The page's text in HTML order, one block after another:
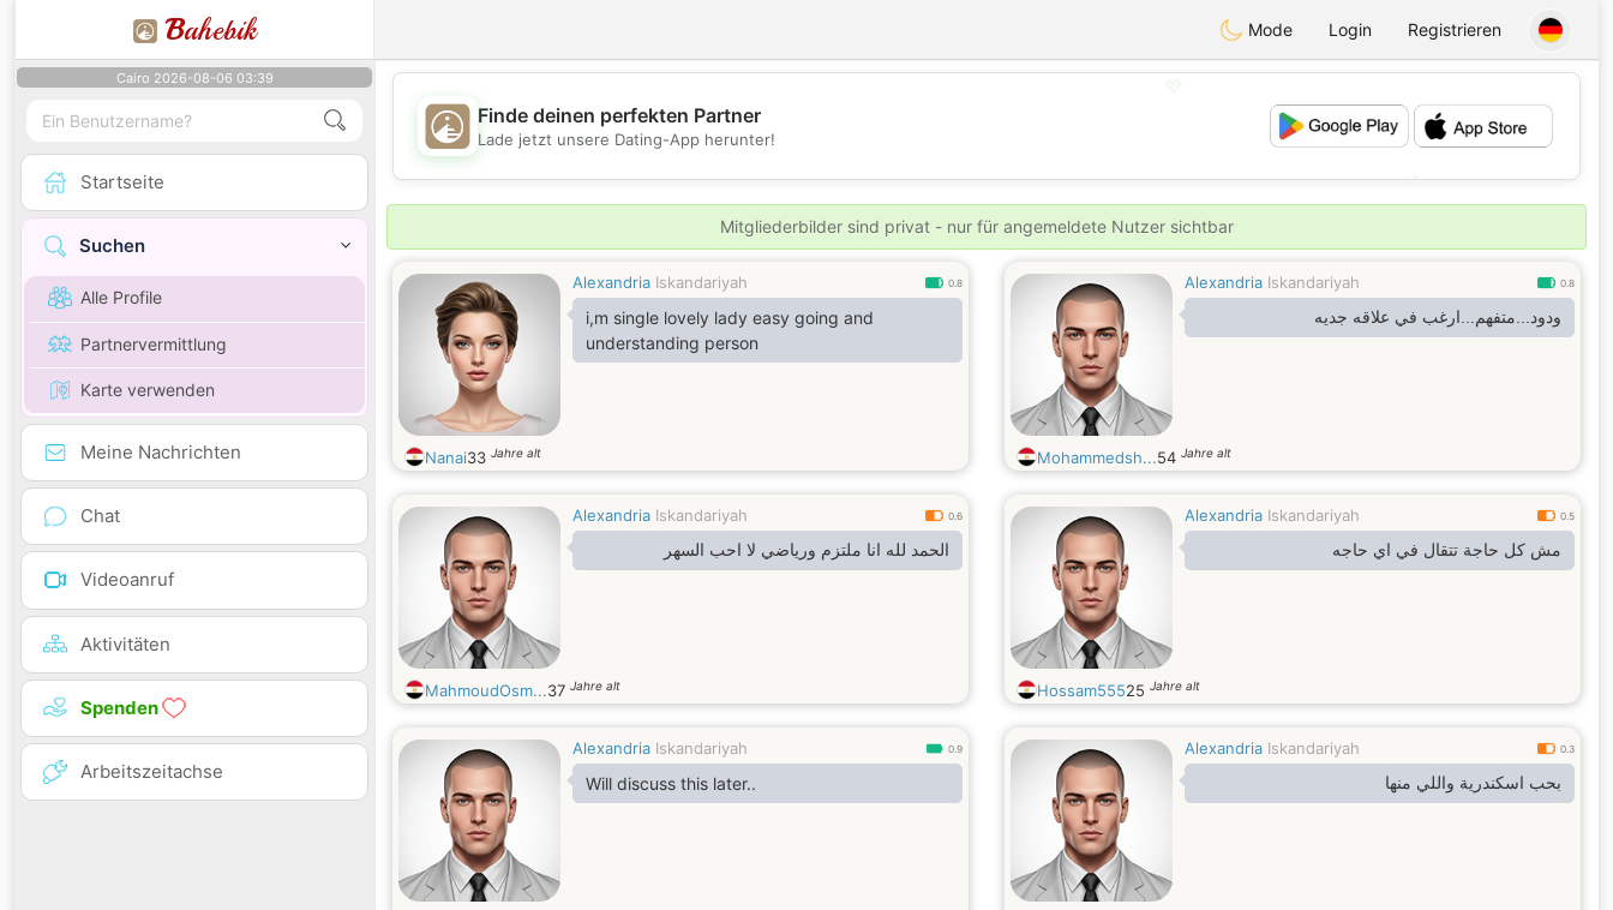
Bahebik Mode Login Registrieren
Cairo 2026-08-06 03:39
Startseite
Suchen
Alle Profile
Partnervermittlung
Karte verwenden
Meine Nachrichten
Chat
Videoanruf
Aktivitäten
Spenden
Arbeitszeitachse
💖
💕
Finde deinen perfekten Partner
Lade jetzt unsere Dating-App herunter!
Mitgliederbilder sind privat - nur für angemeldete Nutzer sichtbar
Alexandria Iskandariyah 0.8
i,m single lovely lady easy going and
understanding person
Nanai33 Jahre alt
Alexandria Iskandariyah 0.8
ودود...متفهم...ارغب في علاقه جديه
Mohammedsh...54 Jahre alt
Alexandria Iskandariyah 0.6
الحمد لله انا ملتزم ورياضي لا احب السهر
MahmoudOsm...37 Jahre alt
Alexandria Iskandariyah 0.5
مش كل حاجة تتقال في اي حاجه
Hossam55525 Jahre alt
Alexandria Iskandariyah 0.9
Will discuss this later..
Alexandria Iskandariyah 0.3
بحب اسكندرية واللي منها